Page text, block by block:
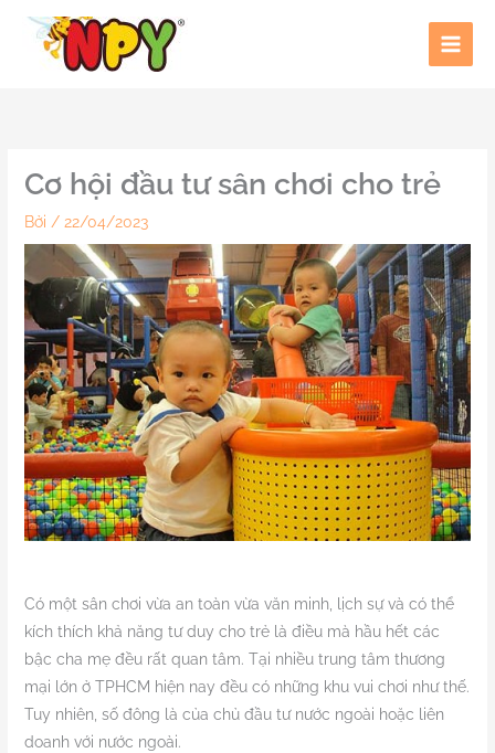
Cơ hội đầu tư sân chơi cho trẻ
Bởi / 22/04/2023
Có một sân chơi vừa an toàn vừa văn minh, lịch sự và có thể
kích thích khả năng tư duy cho trẻ là điều mà hầu hết các
bậc cha mẹ đều rất quan tâm. Tại nhiều trung tâm thương
mại lớn ở TPHCM hiện nay đều có những khu vui chơi như thế.
Tuy nhiên, số đông là của chủ đầu tư nước ngoài hoặc liên
doanh với nước ngoài.